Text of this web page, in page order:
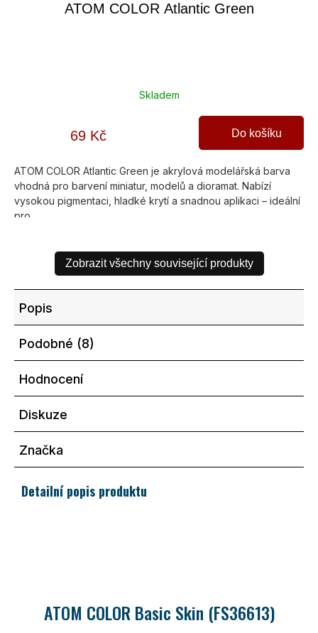
ATOM COLOR Atlantic Green
Skladem
69 Kč Do košíku
ATOM COLOR Atlantic Green je akrylová modelářská barva
vhodná pro barvení miniatur, modelů a dioramat. Nabízí
vysokou pigmentaci, hladké krytí a snadnou aplikaci – ideální
pro...
Zobrazit všechny související produkty
Popis
Podobné (8)
Hodnocení
Diskuze
Značka
Detailní popis produktu
ATOM COLOR Basic Skin (FS36613)